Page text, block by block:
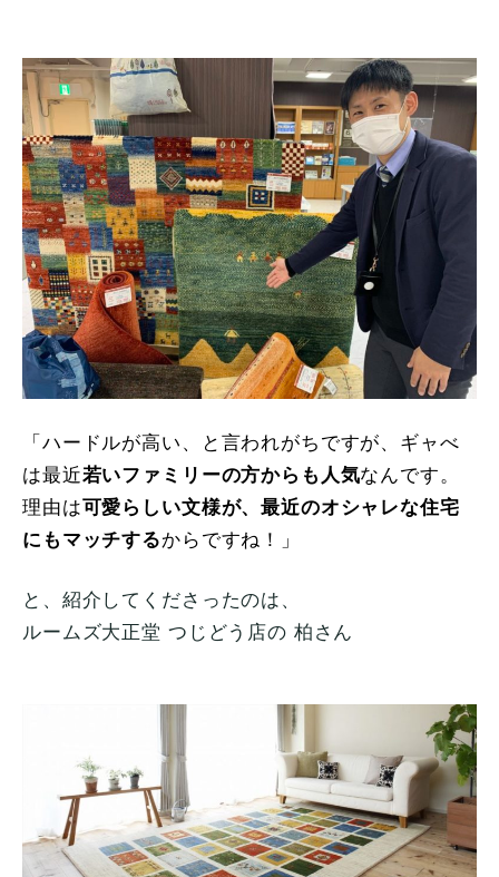
「ハードルが高い、と言われがちですが、ギャべ
は最近若いファミリーの方からも人気なんです。
理由は可愛らしい文様が、最近のオシャレな住宅
にもマッチするからですね！」
と、紹介してくださったのは、
ルームズ大正堂 つじどう店の 柏さん